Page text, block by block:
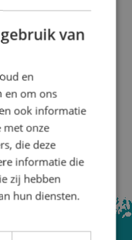
MEDIA
van
en
en om ons
ook informatie
met onze
die deze
informatie die
zij hebben
hun diensten.